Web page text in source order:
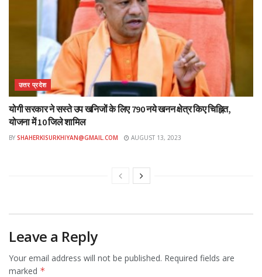
उत्तर प्रदेश
योगी सरकार ने सस्ते उप खनिजों के लिए 790 नये खनन क्षेत्र किए चिह्नित,
योजना में 10 जिले शामिल
BY SHAHERKISURKHIYAN@GMAIL.COM AUGUST 13, 2023
Leave a Reply
Your email address will not be published. Required fields are
marked *